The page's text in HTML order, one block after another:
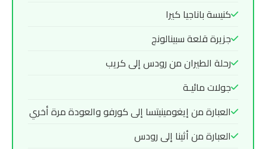
كنيسة باناجيا كيرا
جزيرة قلعة سبينالونج
رحلة الطيران من رودس إلى كريب
جولات مائيـة
العبارة من إيغومينيتسا إلى كورفو والعودة مرة أخري
العبارة من أثينا إلى رودس